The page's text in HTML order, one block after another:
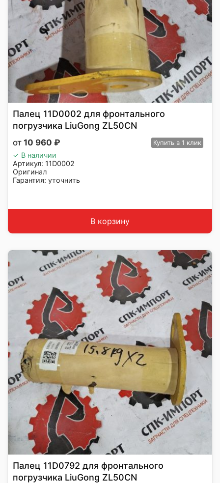
Палец 11D0002 для фронтального
погрузчика LiuGong ZL50CN
10 960 ₽ Купить в 1 клик
✓ В наличии
Артикул: 11D0002
Оригинал
Гарантия: уточнить
В корзину
Палец 11D0792 для фронтального
погрузчика LiuGong ZL50CN